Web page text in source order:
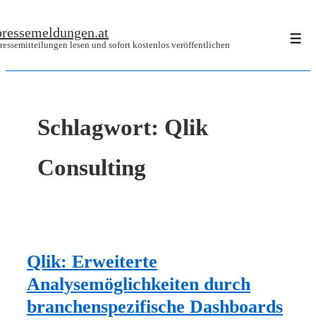
Zum
lesen und sofort kostenlos veröffentlichen
Schlagwort: Qlik
Consulting
Qlik: Erweiterte
Analysemöglichkeiten durch
branchenspezifische Dashboards